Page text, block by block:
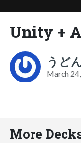
Unity +
うど
March
More